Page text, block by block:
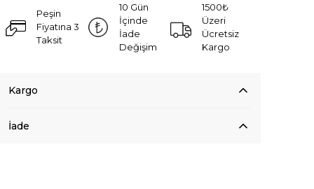
Peşin
Fiyatına 3
Taksit
10 Gün
İçinde
İade
Değişim
1500₺
Üzeri
Ücretsiz
Kargo
Kargo
İade